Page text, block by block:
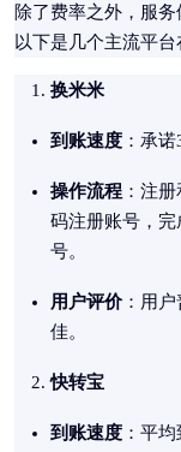
除了费率之外，服
以下是几个主流平台
换米米
到账速度 ：承
操作流程 ：注
码注册账号，
号。
用户评价：用户
佳。
快转宝
到账速度 ：平